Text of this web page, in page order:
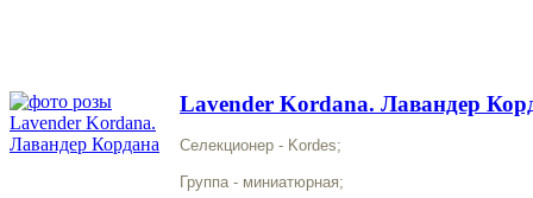
Lavender Kordana. Лавандер
Селекционер - Kordes;
Группа - миниатюрная;